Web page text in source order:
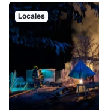
Locales